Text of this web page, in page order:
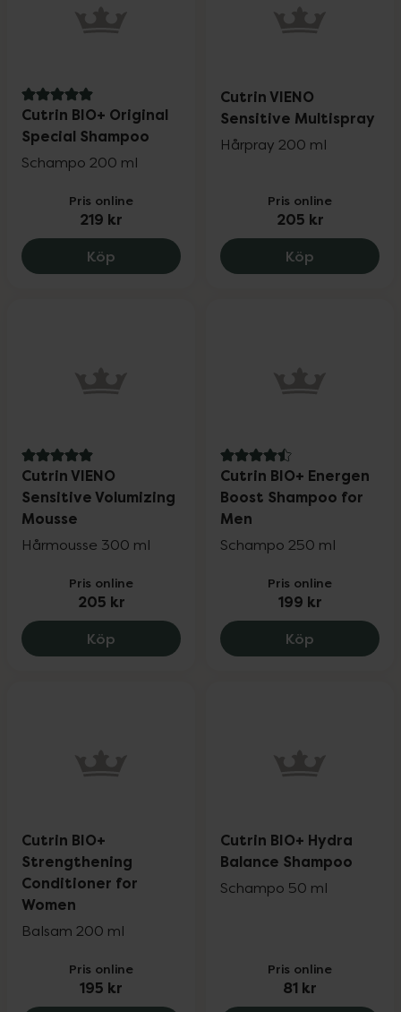
5 av 5 i omdöme
Cutrin BIO+ Original
Special Shampoo
Schampo 200 ml
Pris online
219 kr
Köp Cutrin BIO+ Original Special Shampoo,
Cutrin VIENO
Sensitive Multispray
Hårpray 200 ml
Pris online
205 kr
Köp Cutrin
5 av 5 i omdöme
Cutrin VIENO
Sensitive Volumizing
Mousse
Hårmousse 300 ml
Pris online
205 kr
Köp Cutrin VIENO Sensitive Volumizing
4.5 av 5 i omdöme
Cutrin BIO+ Energen
Boost Shampoo for
Men
Schampo 250 ml
Pris online
199 kr
Köp Cutrin
Cutrin BIO+
Strengthening
Conditioner for
Women
Balsam 200 ml
Pris online
195 kr
Cutrin BIO+ Hydra
Balance Shampoo
Schampo 50 ml
Pris online
81 kr